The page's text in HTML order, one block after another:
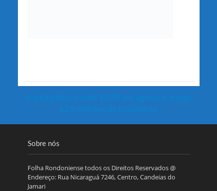
Inadimplência sobe 3,63% em agosto e atinge
62,9 milhões de brasileiros
Sobre nós
Folha Rondoniense todos os Direitos Reservados @
Endereço: Rua Nicaraguá 7246, Centro, Candeias do
Jamari